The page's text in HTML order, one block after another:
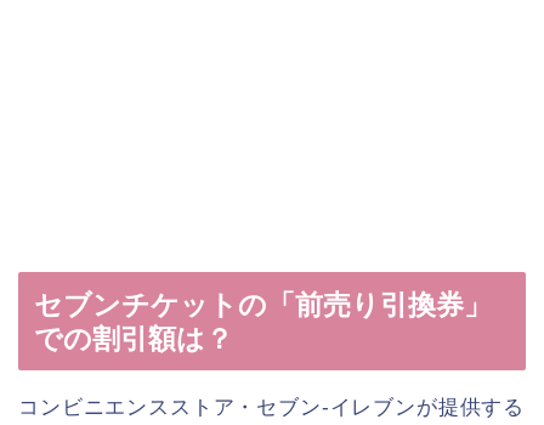
セブンチケットの「前売り引換券」
での割引額は？
コンビニエンスストア・セブン-イレブンが提供する